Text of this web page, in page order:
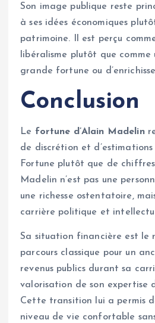
Son image publique reste
à ses idées économiques
patrimoine. Il est perçu
libéralisme plutôt que
grande fortune ou
Conclusion
Le fortune d’Alain Madelin
de discrétion et
Fortune plutôt que de
Madelin n’est pas une
une richesse ostentatoire,
carrière politique et
Sa situation financière est le
parcours classique pour un
revenus publics durant sa
valorisation de son expertise
Cette transition lui a permis
niveau de vie confortable